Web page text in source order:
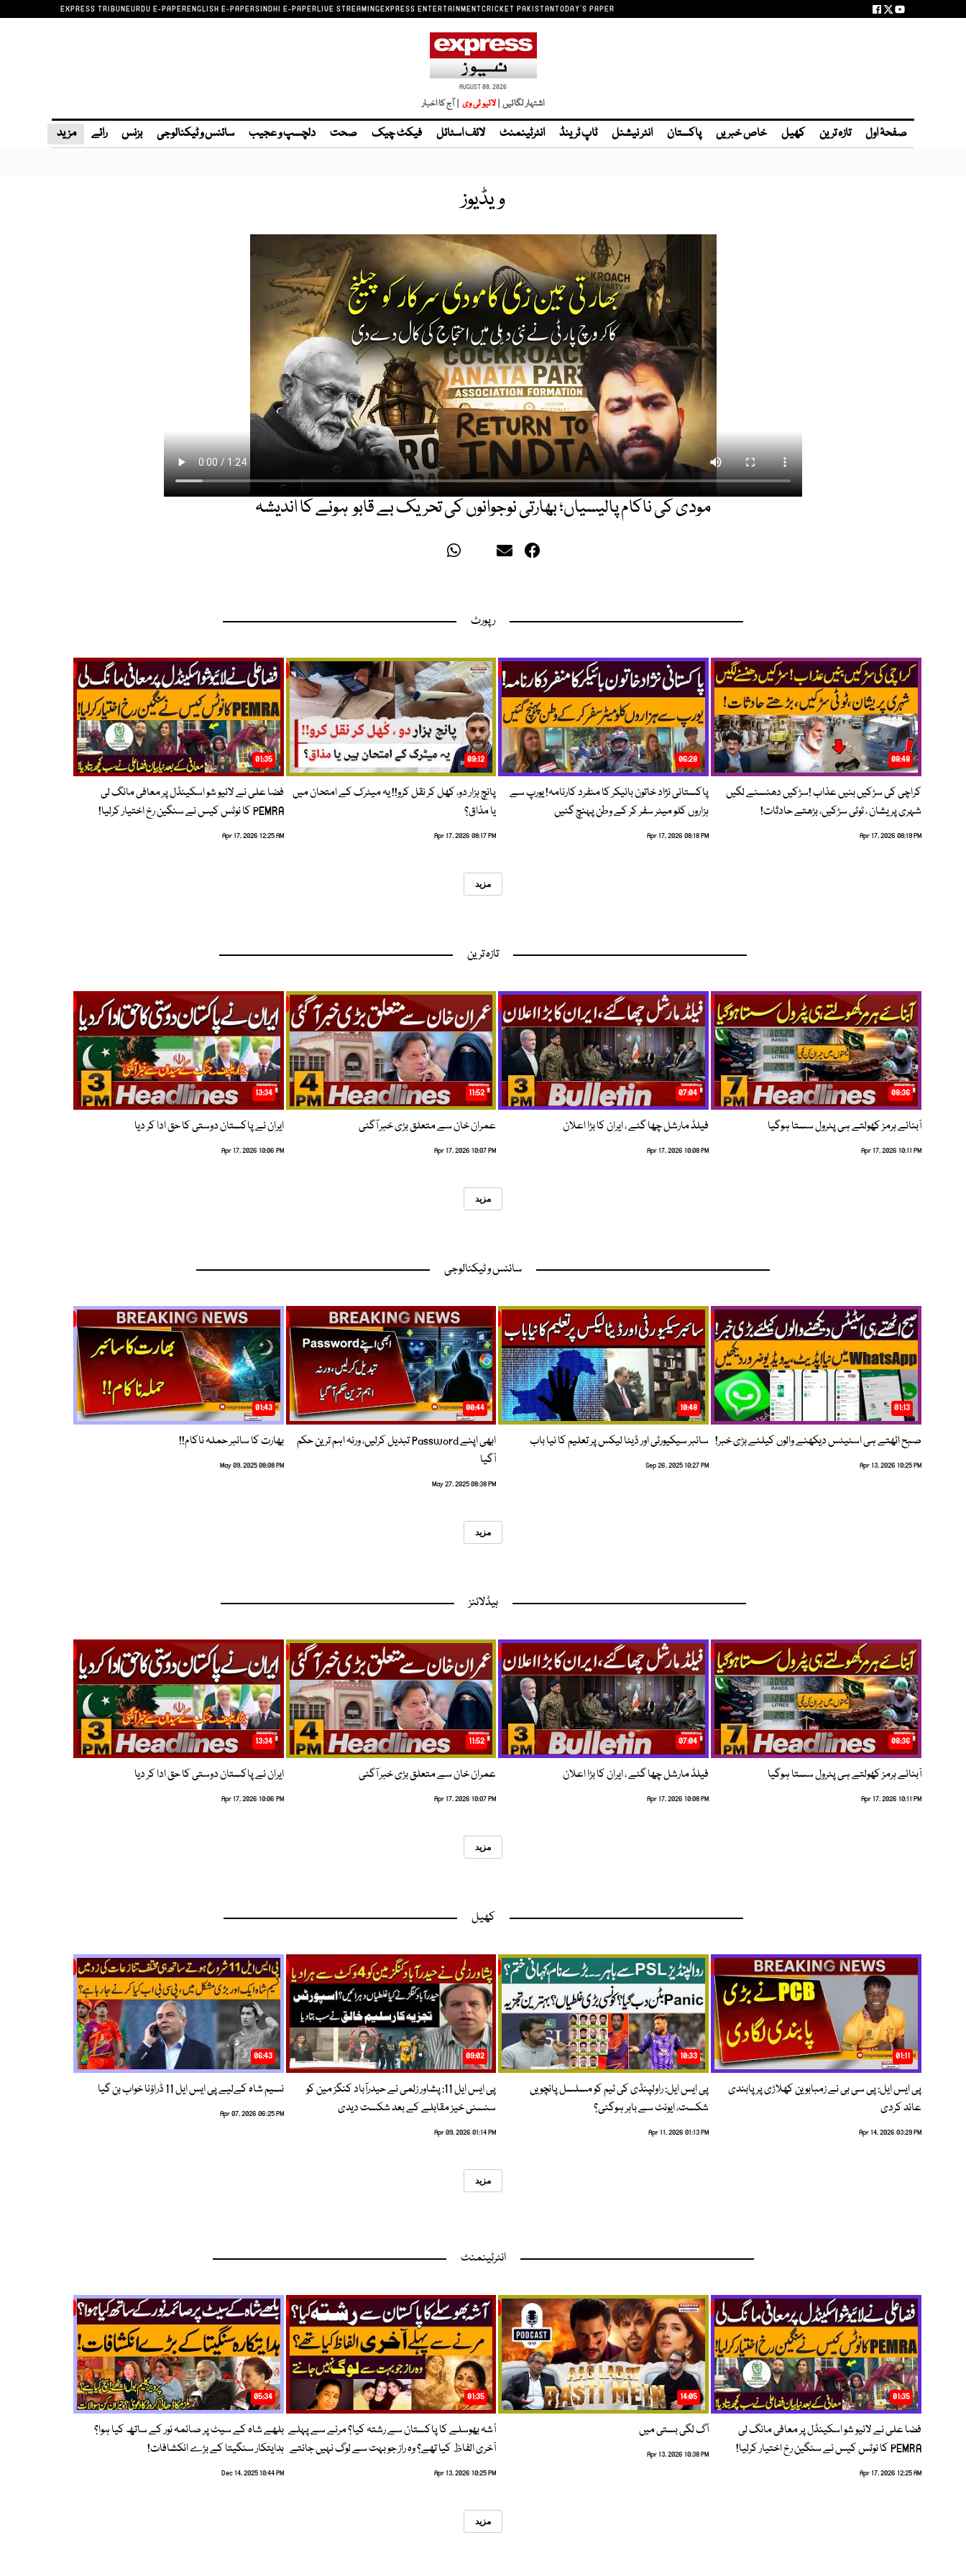
EXPRESS TRIBUNEURDU E-PAPERENGLISH E-PAPERSINDHI E-PAPERLIVE STREAMINGEXPRESS ENTERTAINMENTCRICKET PAKISTANTODAY'S PAPER
AUGUST 08, 2026
اشتہار لگائیں |لائیو ٹی وی | آج کا اخبار
صفحۂ اول تازہ ترین کھیل خاص خبریں پاکستان انٹر نیشنل ٹاپ ٹرینڈ انٹرٹینمنٹ لائف اسٹائل فیکٹ چیک صحت دلچسپ و عجیب سائنس و ٹیکنالوجی بزنس رائے مزید
ویڈیوز
مودی کی ناکام پالیسیاں؛ بھارتی نوجوانوں کی تحریک بے قابو ہونے کا اندیشہ
رپورٹ
08:48
کراچی کی سڑکیں بنیں عذاب !سڑکیں دھنسنے لگیں
شہری پریشان ، ٹوٹی سڑکیں، بڑھتے حادثات!
Apr 17, 2026 08:19 PM
06:28
پاکستانی نژاد خاتون بائیکر کا منفرد کارنامہ! یورپ سے
ہزاروں کلو میٹر سفر کر کے وطن پہنچ گئیں
Apr 17, 2026 08:18 PM
09:12
پانچ ہزار دو، کھل کر نقل کرو!! یہ میٹرک کے امتحان میں
یا مذاق؟
Apr 17, 2026 08:17 PM
01:35
فضا علی نے لائیو شو اسکینڈل پر معافی مانگ لی
PEMRA کا نوٹس کیس نے سنگین رخ اختیار کرلیا!
Apr 17, 2026 12:25 AM
مزید
تازہ ترین
08:36
آبنائے ہرمز کھولتے ہی پٹرول سستا ہوگیا
Apr 17, 2026 10:11 PM
07:04
فیلڈ مارشل چھا گئے ، ایران کا بڑا اعلان
Apr 17, 2026 10:08 PM
11:52
عمران خان سے متعلق بڑی خبر آگئی
Apr 17, 2026 10:07 PM
13:34
ایران نے پاکستان دوستی کا حق ادا کر دیا
Apr 17, 2026 10:06 PM
مزید
سائنس و ٹیکنالوجی
01:13
صبح اٹھتے ہی اسٹیٹس دیکھنے والوں کیلئے بڑی خبر!
Apr 13, 2026 10:25 PM
10:48
سائبر سیکیورٹی اور ڈیٹا لیکس پر تعلیم کا نیا باب
Sep 26, 2025 10:27 PM
00:44
ابھی اپنے Password تبدیل کرلیں، ورنہ اہم ترین حکم
آگیا
May 27, 2025 08:38 PM
01:43
بھارت کا سائبر حملہ ناکام!!
May 09, 2025 08:08 PM
مزید
ہیڈلائنز
08:36
آبنائے ہرمز کھولتے ہی پٹرول سستا ہوگیا
Apr 17, 2026 10:11 PM
07:04
فیلڈ مارشل چھا گئے ، ایران کا بڑا اعلان
Apr 17, 2026 10:08 PM
11:52
عمران خان سے متعلق بڑی خبر آگئی
Apr 17, 2026 10:07 PM
13:34
ایران نے پاکستان دوستی کا حق ادا کر دیا
Apr 17, 2026 10:06 PM
مزید
کھیل
01:11
پی ایس ایل: پی سی بی نے زمبابوین کھلاڑی پر پابندی
عائد کردی
Apr 14, 2026 03:29 PM
10:33
پی ایس ایل: راولپنڈی کی ٹیم کو مسلسل پانچویں
شکست، ایونٹ سے باہر ہوگئی؟
Apr 11, 2026 01:13 PM
09:02
پی ایس ایل 11: پشاور زلمی نے حیدرآباد کنگز مین کو
سنسنی خیز مقابلے کے بعد شکست دیدی
Apr 09, 2026 01:14 PM
06:43
نسیم شاہ کےلیے پی ایس ایل 11 ڈراؤنا خواب بن گیا
Apr 07, 2026 06:25 PM
مزید
انٹرٹینمنٹ
01:35
فضا علی نے لائیو شو اسکینڈل پر معافی مانگ لی
PEMRA کا نوٹس کیس نے سنگین رخ اختیار کرلیا!
Apr 17, 2026 12:25 AM
14:05
آگ لگی بستی میں
Apr 13, 2026 10:38 PM
01:35
آشہ بھوسلے کا پاکستان سے رشتہ کیا؟ مرنے سے پہلے
آخری الفاظ کیا تھے؟ وہ راز جو بہت سے لوگ نہیں جانتے
Apr 13, 2026 10:25 PM
05:34
بلھے شاہ کے سیٹ پر صائمہ نور کے ساتھ کیا ہوا؟
ہدایتکار سنگیتا کے بڑے انکشافات!
Dec 14, 2025 10:44 PM
مزید